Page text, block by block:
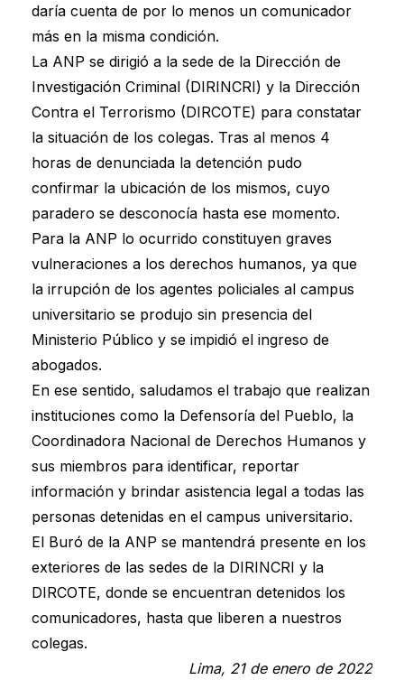
daría cuenta de por lo menos un comunicador
más en la misma condición.
La ANP se dirigió a la sede de la Dirección de
Investigación Criminal (DIRINCRI) y la Dirección
Contra el Terrorismo (DIRCOTE) para constatar
la situación de los colegas. Tras al menos 4
horas de denunciada la detención pudo
confirmar la ubicación de los mismos, cuyo
paradero se desconocía hasta ese momento.
Para la ANP lo ocurrido constituyen graves
vulneraciones a los derechos humanos, ya que
la irrupción de los agentes policiales al campus
universitario se produjo sin presencia del
Ministerio Público y se impidió el ingreso de
abogados.
En ese sentido, saludamos el trabajo que realizan
instituciones como la Defensoría del Pueblo, la
Coordinadora Nacional de Derechos Humanos y
sus miembros para identificar, reportar
información y brindar asistencia legal a todas las
personas detenidas en el campus universitario.
El Buró de la ANP se mantendrá presente en los
exteriores de las sedes de la DIRINCRI y la
DIRCOTE, donde se encuentran detenidos los
comunicadores, hasta que liberen a nuestros
colegas.
Lima, 21 de enero de 2022